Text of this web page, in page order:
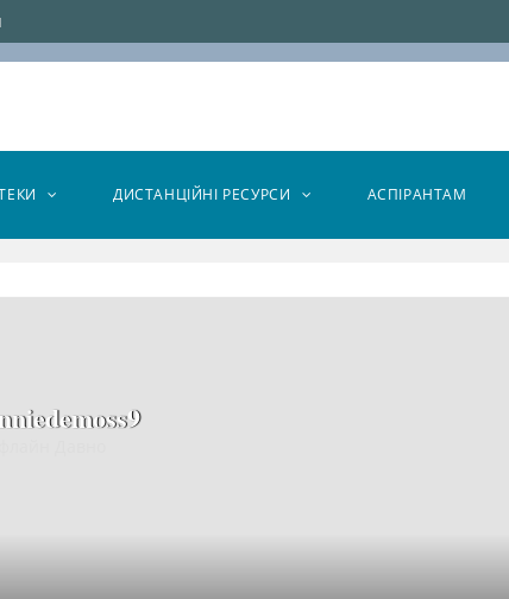
ДИСТАНЦІЙНІ РЕСУРСИ АСПІРАНТАМ